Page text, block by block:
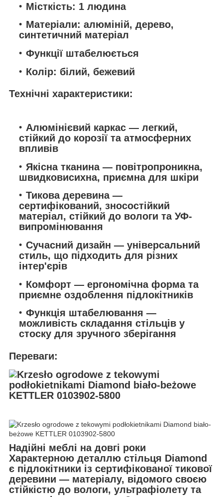
Надійні меблі на довгі роки
Характерною деталлю стільця Diamond
є підлокітники із сертифікованої тикової
деревини — матеріалу, відомого своєю
стійкістю до вологи, ультрафіолету та
Переваги:
Алюмінієвий каркас — легкий,
стійкий до корозії та атмосферних
впливів
Якісна тканина— повітропроникна,
швидковисихна, приємна для шкіри
Тикова деревина—
сертифікований, зносостійкий
матеріал, стійкий до вологи та УФ-
випромінювання
Сучасний дизайн — універсальний
стиль, що підходить для різних
інтер'єрів
Комфорт — ергономічна форма та
приємне оздоблення підлокітників
Функція штабелювання —
можливість складання стільців у
стоску для зручного зберігання
Технічні характеристики:
Місткість: 1 людина
Матеріали: алюміній, дерево,
синтетичний матеріал
Функції штабелюється
Колір: білий, бежевий